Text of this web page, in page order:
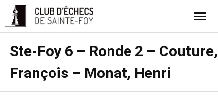
Ste-Foy 6 – Ronde 2 – Couture,
François – Monat, Henri